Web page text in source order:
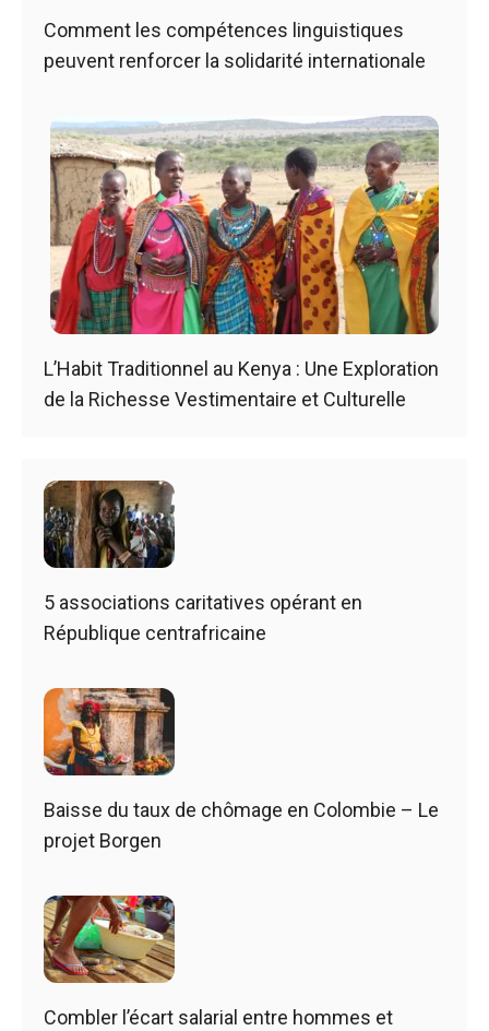
Comment les compétences linguistiques
peuvent renforcer la solidarité internationale
L’Habit Traditionnel au Kenya : Une Exploration
de la Richesse Vestimentaire et Culturelle
5 associations caritatives opérant en
République centrafricaine
Baisse du taux de chômage en Colombie – Le
projet Borgen
Combler l’écart salarial entre hommes et